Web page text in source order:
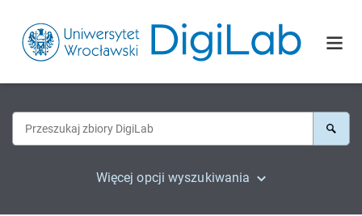
Więcej opcji wyszukiwania